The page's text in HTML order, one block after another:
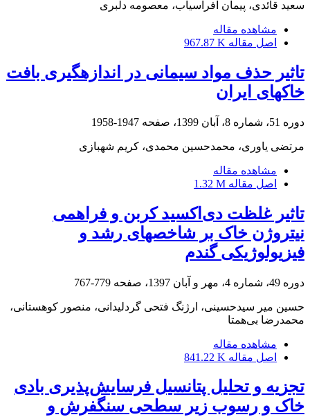
سعید قائدی، پیمان افراسیاب، معصومه دلبری
مشاهده مقاله
اصل مقاله 967.87 K
تاثیر حذف مواد سیمانی در اندازه‏گیری بافت
خاکهای ایران
دوره 51، شماره 8، آبان 1399، صفحه 1947-1958
مرتضی یاوری، محمدحسین محمدی، کریم شهبازی
مشاهده مقاله
اصل مقاله 1.32 M
تاثیر غلظت دی‌اکسید کربن و فراهمی
نیتروژن خاک بر شاخص‏های رشد و
فیزیولوژیکی گندم
دوره 49، شماره 4، مهر و آبان 1397، صفحه 779-767
حسین میر سیدحسینی، ارژنگ فتحی گردلیدانی، منصور کوهستانی،
محمدرضا بی‌همتا
مشاهده مقاله
اصل مقاله 841.22 K
تجزیه و تحلیل پتانسیل فرسایش‌پذیری بادی
خاک و رسوب زیر سطحی سنگفرش و